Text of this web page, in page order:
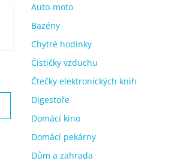
Auto-moto
Bazény
Chytré hodinky
Čističky vzduchu
Čtečky elektronických knih
Digestoře
Domácí kino
Domácí pekárny
Dům a zahrada